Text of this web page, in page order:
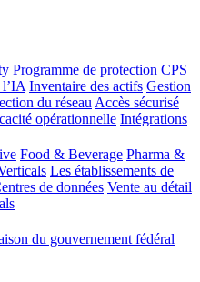
menu
Programme de protection CPS
l’IA Inventaire des actifs Gestion
du réseau Accès sécurisé
opérationnelle Intégrations
Food & Beverage Pharma &
Les établissements de
de données Vente au détail
du gouvernement fédéral